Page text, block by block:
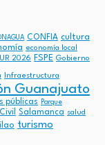
CONFIA cultura
economía local
2026 FSPE Gobierno
Infraestructura
Guanajuato
públicas
Parque
Salamanca salud
turismo